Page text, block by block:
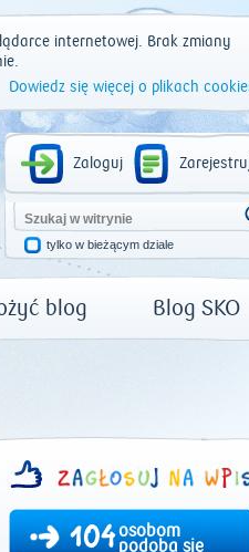
internetowej. Brak zmiany
Dowiedz się więcej o plikach
Zaloguj
tylko w bieżącym dziale
blog Blog SKO
104osobom
podoba się